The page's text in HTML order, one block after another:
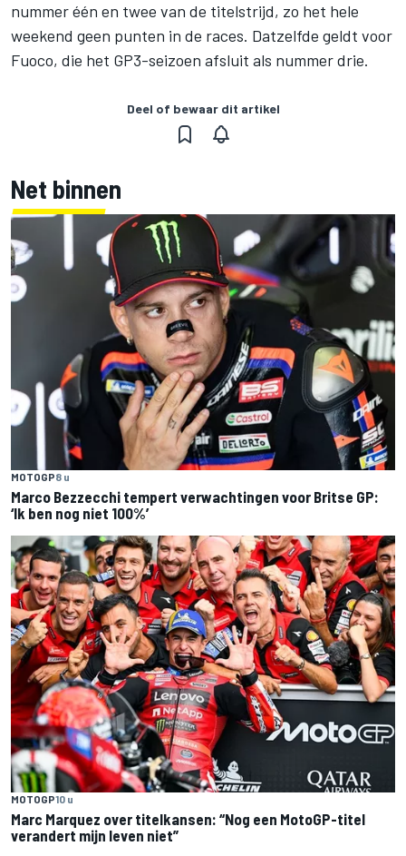
nummer één en twee van de titelstrijd, zo het hele
weekend geen punten in de races. Datzelfde geldt voor
Fuoco, die het GP3-seizoen afsluit als nummer drie.
Deel of bewaar dit artikel
Net binnen
MOTOGP8 u
Marco Bezzecchi tempert verwachtingen voor Britse GP:
‘Ik ben nog niet 100%’
MOTOGP10 u
Marc Marquez over titelkansen: “Nog een MotoGP-titel
verandert mijn leven niet”